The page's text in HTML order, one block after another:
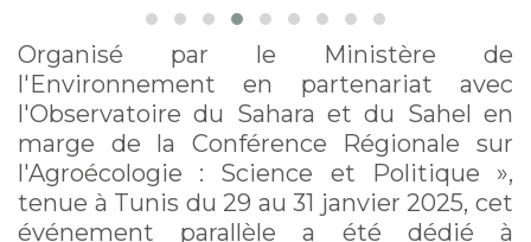
Organisé par le Ministère de
l'Environnement en partenariat avec
l'Observatoire du Sahara et du Sahel en
marge de la Conférence Régionale sur
l'Agroécologie : Science et Politique »,
tenue à Tunis du 29 au 31 janvier 2025, cet
événement parallèle a été dédié à